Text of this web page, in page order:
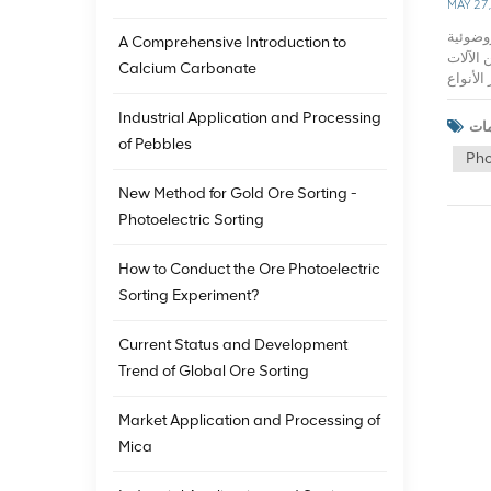
MAY
الفصل
A Comprehensive Introduction to
Calcium Carbonate
Industrial Application and Processing
of Pebbles
New Method for Gold Ore Sorting -
Photoelectric Sorting
How to Conduct the Ore Photoelectric
Sorting Experiment?
Current Status and Development
Trend of Global Ore Sorting
Market Application and Processing of
Mica